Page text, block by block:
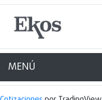
MENÚ